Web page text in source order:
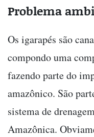
Problema
Os igarapés são
compondo uma
fazendo parte do
amazônico. São
sistema de
Amazônica.